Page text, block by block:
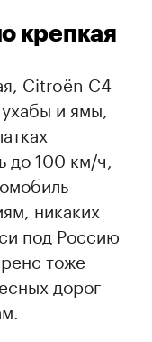
крепкая
Citroёn С4
и ямы,
до 100 км/ч,
никаких
под Россию
тоже
дорог